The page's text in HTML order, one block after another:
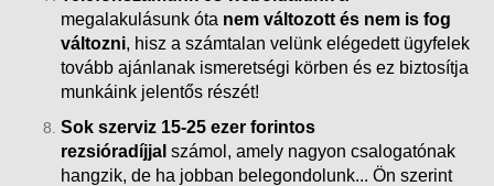
megalakulásunk óta nem változott és nem is fog
változni, hisz a számtalan velünk elégedett ügyfelek
tovább ajánlanak ismeretségi körben és ez biztosítja
munkáink jelentős részét!
Sok szerviz 15-25 ezer forintos
rezsióradíjjal számol, amely nagyon csalogatónak
hangzik, de ha jobban belegondolunk... Ön szerint